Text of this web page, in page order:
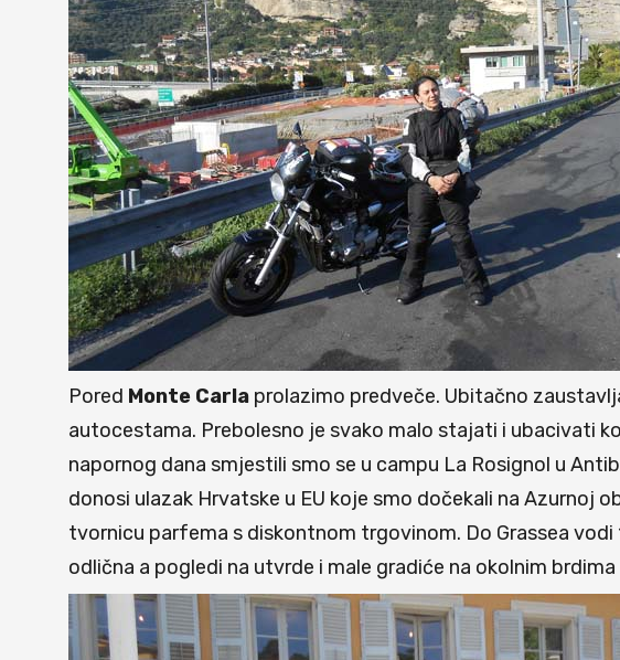
Pored Monte Carla prolazimo predveče. Ubitačno
autocestama. Prebolesno je svako malo stajati i ubacivati
napornog dana smjestili smo se u campu La Rosignol u
donosi ulazak Hrvatske u EU koje smo dočekali na Azurnoj
tvornicu parfema s diskontnom trgovinom. Do Grassea
odlična a pogledi na utvrde i male gradiće na okolnim